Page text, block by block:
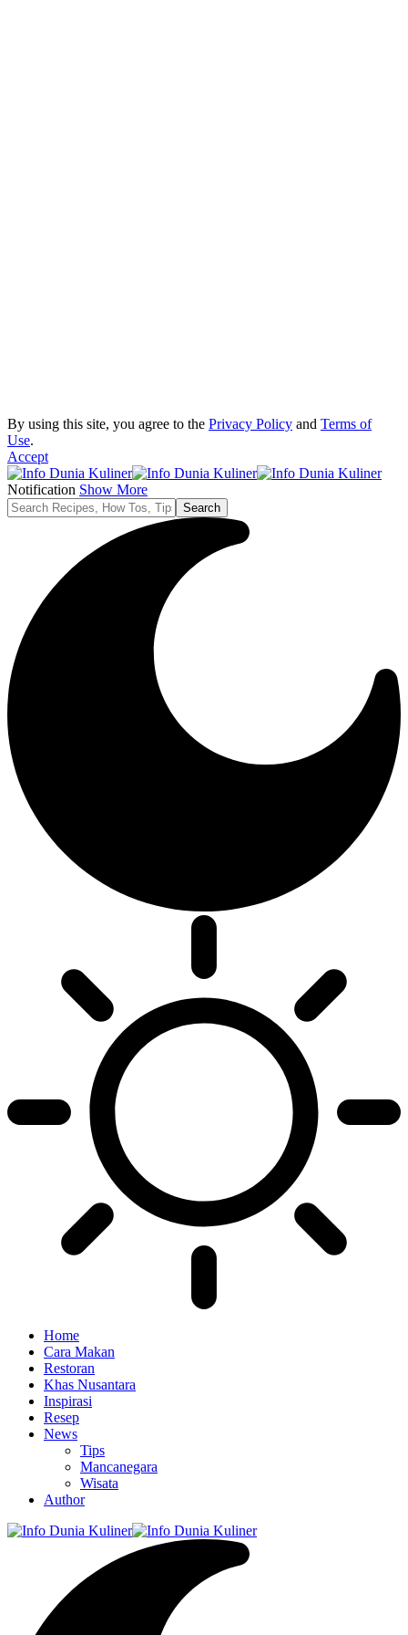
By using this site, you agree to the Privacy Policy and Terms of
Use.
Accept
Notification Show More
Home
Cara Makan
Restoran
Khas Nusantara
Inspirasi
Resep
News
Tips
Mancanegara
Wisata
Author